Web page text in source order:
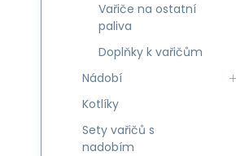
Vařiče na ostatní
paliva
Doplňky k vařičům
Nádobí
Kotlíky
Sety vařičů s
nadobím